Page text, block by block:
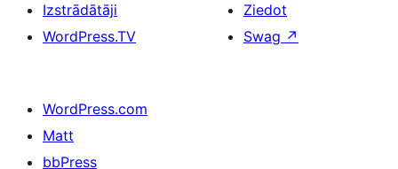
Izstrādātāji
WordPress.TV
Ziedot
Swag ↗
WordPress.com
Matt
bbPress